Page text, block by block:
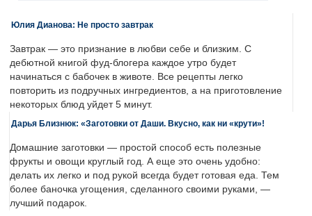
Юлия Дианова: Не просто завтрак
Завтрак — это признание в любви себе и близким. С
дебютной книгой фуд-блогера каждое утро будет
начинаться с бабочек в животе. Все рецепты легко
повторить из подручных ингредиентов, а на приготовление
некоторых блюд уйдет 5 минут.
Дарья Близнюк: «Заготовки от Даши. Вкусно, как ни «крути»!
Домашние заготовки — простой способ есть полезные
фрукты и овощи круглый год. А еще это очень удобно:
делать их легко и под рукой всегда будет готовая еда. Тем
более баночка угощения, сделанного своими руками, —
лучший подарок.